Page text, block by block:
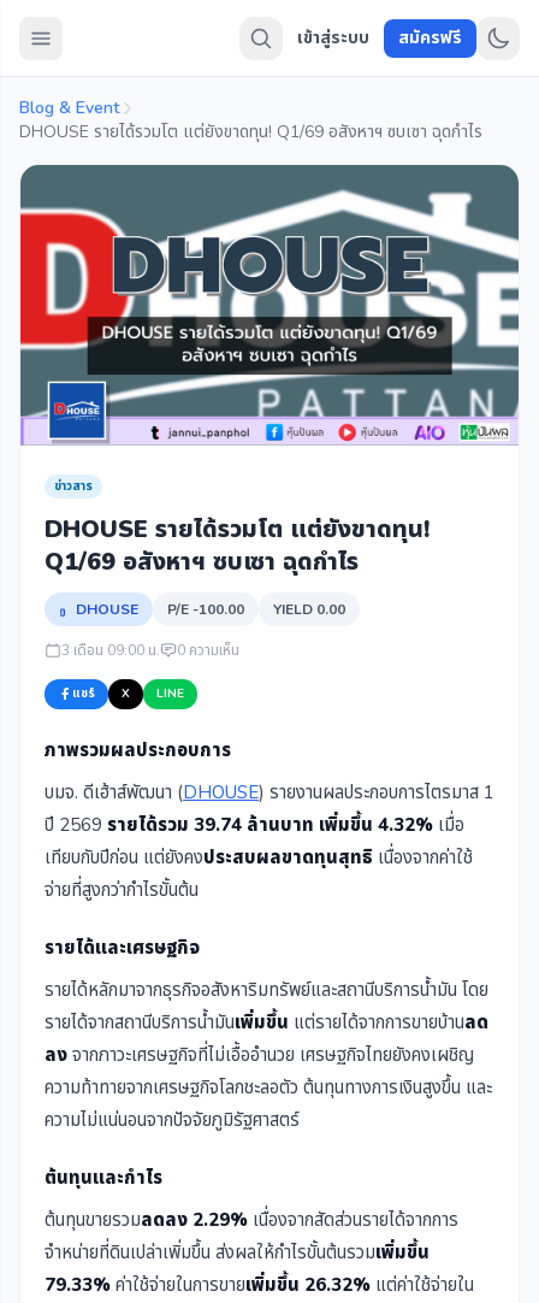
เข้าสู่ระบบ สมัครฟรี
Blog & Event
DHOUSE รายได้รวมโต แต่ยังขาดทุน! Q1/69 อสังหาฯ ซบเซา ฉุดกำไร
ข่าวสาร
DHOUSE รายได้รวมโต แต่ยังขาดทุน!
Q1/69 อสังหาฯ ซบเซา ฉุดกำไร
DHOUSE P/E -100.00 YIELD 0.00
3 เดือน 09:00 น. 0 ความเห็น
แชร์ X LINE
ภาพรวมผลประกอบการ
บมจ. ดีเฮ้าส์พัฒนา (DHOUSE) รายงานผลประกอบการไตรมาส 1
ปี 2569 รายได้รวม 39.74 ล้านบาท เพิ่มขึ้น 4.32% เมื่อ
เทียบกับปีก่อน แต่ยังคงประสบผลขาดทุนสุทธิ เนื่องจากค่าใช้
จ่ายที่สูงกว่ากำไรขั้นต้น
รายได้และเศรษฐกิจ
รายได้หลักมาจากธุรกิจอสังหาริมทรัพย์และสถานีบริการน้ำมัน โดย
รายได้จากสถานีบริการน้ำมันเพิ่มขึ้น แต่รายได้จากการขายบ้านลด
ลง จากภาวะเศรษฐกิจที่ไม่เอื้ออำนวย เศรษฐกิจไทยยังคงเผชิญ
ความท้าทายจากเศรษฐกิจโลกชะลอตัว ต้นทุนทางการเงินสูงขึ้น และ
ความไม่แน่นอนจากปัจจัยภูมิรัฐศาสตร์
ต้นทุนและกำไร
ต้นทุนขายรวมลดลง 2.29% เนื่องจากสัดส่วนรายได้จากการ
จำหน่ายที่ดินเปล่าเพิ่มขึ้น ส่งผลให้กำไรขั้นต้นรวมเพิ่มขึ้น
79.33% ค่าใช้จ่ายในการขายเพิ่มขึ้น 26.32% แต่ค่าใช้จ่ายใน